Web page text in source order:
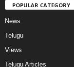
POPULAR CATEGORY
News
Telugu
Views
Telugu Articles